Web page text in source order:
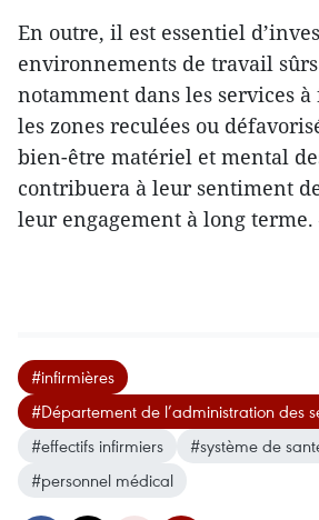
En outre, il est essentiel
environnements de travail
notamment dans les services
les zones reculées ou
bien-être matériel et mental
contribuera à leur sentiment
leur engagement à long
#infirmières
#Département de l’administration des
#effectifs infirmiers
#système de
#personnel médical